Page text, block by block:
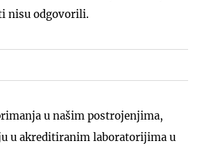
nisu odgovorili.
u našim postrojenjima,
u akreditiranim laboratorijima u